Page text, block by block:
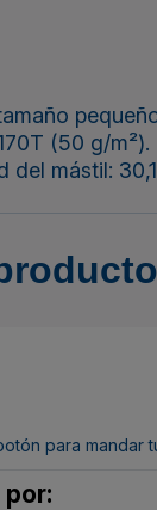
(50 g/m²).
del mástil:
para mandar